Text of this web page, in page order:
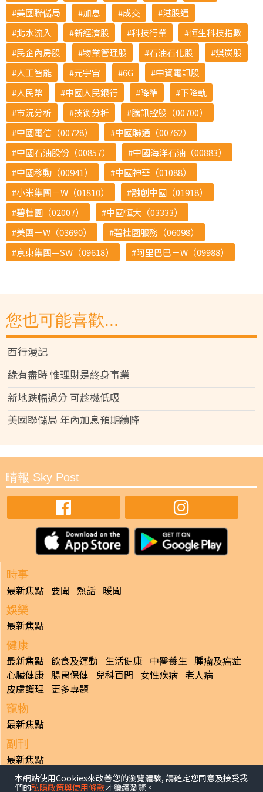
美國聯儲局
加息 成交
港股通
北水流入
新經濟股 科技行業
恒生科技指數
民企內房股
物業管理股 石油石化股
煤炭股
人工智能
元宇宙 6G
中資電訊股
人民幣
中國人民銀行 降準
下降軌
市況分析
技術分析
騰訊控股（00700）
中國電信（00728）
中國聯通（00762）
中國石油股份（00857）
中國海洋石油（00883）
中國移動（00941）
中國神華（01088）
小米集團－W（01810）
融創中國（01918）
碧桂園（02007）
中國恒大（03333）
美團－W（03690）
碧桂園服務（06098）
京東集團—SW（09618）
阿里巴巴－W（09988）
您也可能喜歡...
西行漫記
緣有盡時 惟理財是終身事業
新地跌幅過分 可趁機低吸
美國聯儲局 年內加息預期續降
晴報 Sky Post
時事
最新焦點 要聞 熱話 暖聞
娛樂
最新焦點
健康
最新焦點 飲食及運動 生活健康 中醫養生 腫瘤及癌症
心臟健康 腸胃保健 兒科百問 女性疾病 老人病
皮膚護理 更多專題
寵物
最新焦點
副刊
最新焦點
日報
本網站使用Cookies來改善您的瀏覽體驗, 請確定您同意及接受我
們的私隱政策與使用條款才繼續瀏覽。